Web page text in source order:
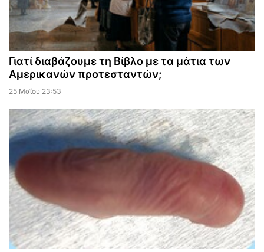
Γιατί διαβάζουμε τη Βίβλο με τα μάτια των
Αμερικανών προτεσταντών;
25 Μαΐου 23:53